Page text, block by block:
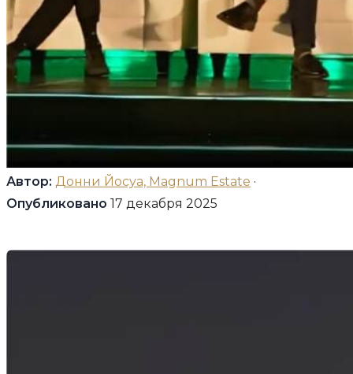
Автор: Донни Йосуа, Magnum Estate ·
Опубликовано 17 декабря 2025